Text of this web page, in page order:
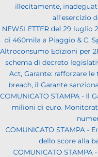
illecitamente,
all'esercizio
NEWSLETTER del 29 luglio
di 460mila a Piaggio & C.
Altroconsumo Edizioni per
schema di decreto
Act, Garante: rafforzare
breach, il Garante
COMUNICATO STAMPA - Il
milioni di euro.
COMUNICATO STAMPA -
dello score alla
COMUNICATO